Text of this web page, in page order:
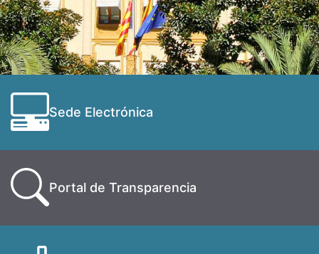
Sede Electrónica
Portal de Transparencia